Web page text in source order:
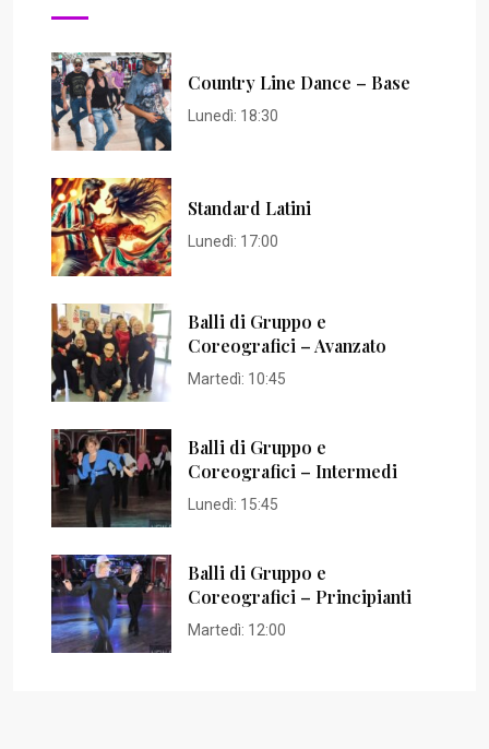
Country Line Dance – Base
Lunedì: 18:30
Standard Latini
Lunedì: 17:00
Balli di Gruppo e
Coreografici – Avanzato
Martedì: 10:45
Balli di Gruppo e
Coreografici – Intermedi
Lunedì: 15:45
Balli di Gruppo e
Coreografici – Principianti
Martedì: 12:00